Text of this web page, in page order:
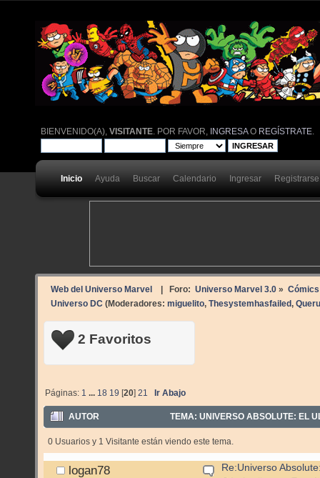
BIENVENIDO(A),VISITANTE . POR FAVOR, INGRESAO REGÍSTRATE
Inicio Ayuda Buscar Calendario Ingresar Registrarse
Web del Universo Marvel | Foro: Universo Marvel 3.0» Cómics
Universo DC (Moderadores: miguelito, Thesystemhasfailed,
2 Favoritos
Páginas: 1 ... 18 19 [20]21 Ir Abajo
AUTOR TEMA: UNIVERSO ABSOLUTE: EL
0 Usuarios y 1 Visitante están viendo este tema.
logan78
Re:Universo